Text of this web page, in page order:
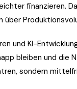
finanzieren.
über
und KI-
bleiben und die
sondern